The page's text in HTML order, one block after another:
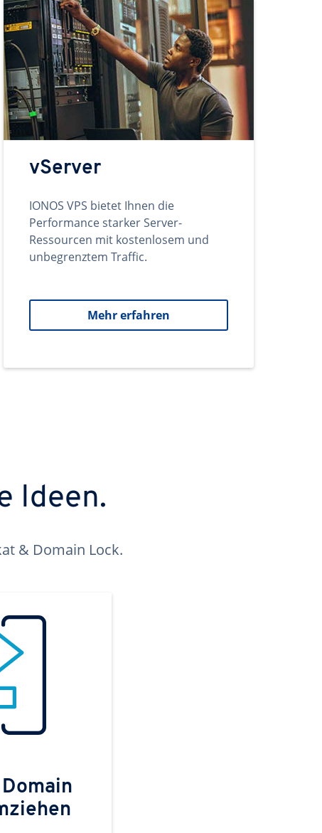
vServer
IONOS VPS bietet Ihnen die
Performance starker Server-
Ressourcen mit kostenlosem und
unbegrenztem Traffic.
Mehr erfahren
Ideen.
& Domain Lock.